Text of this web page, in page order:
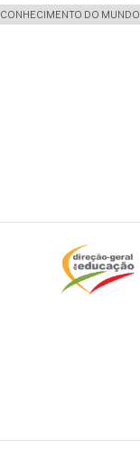
CONHECIMENTO DO MUNDO